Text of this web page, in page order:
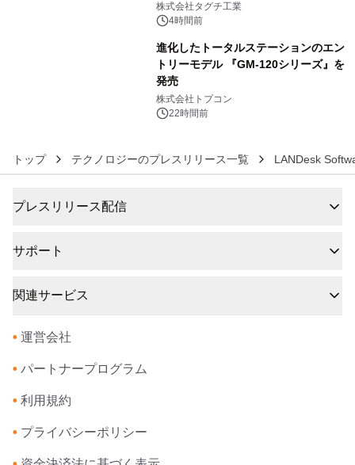
プン
株式会社タグチ工業
4時間前
進化したトータルステーションのエン
トリーモデル 『GM-120シリーズ』を
発売
株式会社トプコン
22時間前
トップ テクノロジーのプレスリリース一覧 LANDesk
プレスリリース配信
サポート
関連サービス
• 運営会社
• パートナープログラム
• 利用規約
• プライバシーポリシー